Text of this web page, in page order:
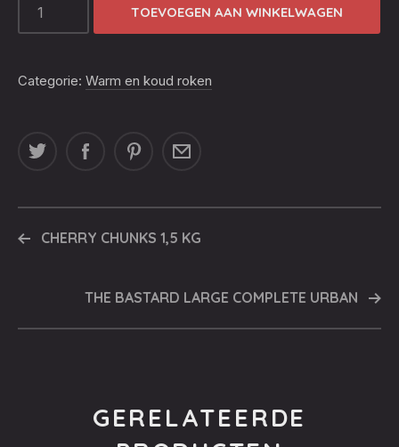
DOOS
(CA
TOEVOEGEN AAN WINKELWAGEN
Categorie: Warm en koud roken
CHERRY CHUNKS 1,5 KG
THE BASTARD LARGE COMPLETE URBAN
GERELATEERDE